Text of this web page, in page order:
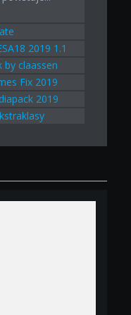
2019 1.1
by claassen
Fix 2019
2019